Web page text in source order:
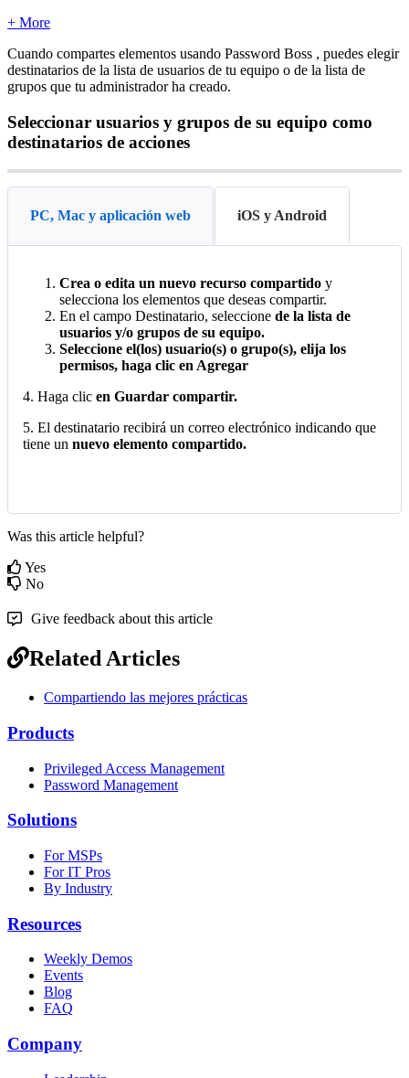
+ More
Cuando compartes elementos usando Password Boss , puedes elegir
destinatarios de la lista de usuarios de tu equipo o de la lista de
grupos que tu administrador ha creado.
Seleccionar usuarios y grupos de su equipo como
destinatarios de acciones
PC, Mac y aplicación web iOS y Android
Crea o edita un nuevo recurso compartido y
selecciona los elementos que deseas compartir.
En el campo Destinatario, seleccione de la lista de
usuarios y/o grupos de su equipo.
Seleccione el(los) usuario(s) o grupo(s), elija los
permisos, haga clic en Agregar
4. Haga clic en Guardar compartir.
5. El destinatario recibirá un correo electrónico indicando que
tiene un nuevo elemento compartido.
Was this article helpful?
Yes
No
Give feedback about this article
Related Articles
Compartiendo las mejores prácticas
Products
Privileged Access Management
Password Management
Solutions
For MSPs
For IT Pros
By Industry
Resources
Weekly Demos
Events
Blog
FAQ
Company